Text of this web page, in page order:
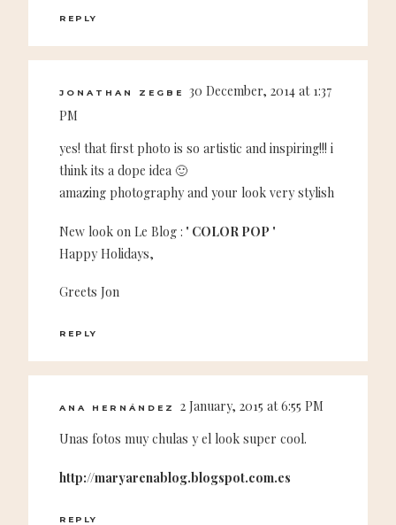
REPLY
JONATHAN ZEGBE
30 December, 2014 at 1:37
PM
yes! that first photo is so artistic and inspiring!!! i
think its a dope idea 🙂
amazing photography and your look very stylish
New look on Le Blog : ' COLOR POP '
Happy Holidays,
Greets Jon
REPLY
ANA HERNÁNDEZ
2 January, 2015 at 6:55 PM
Unas fotos muy chulas y el look super cool.
http://maryarenablog.blogspot.com.es
REPLY